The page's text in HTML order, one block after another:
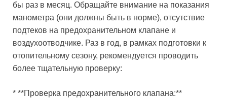
бы раз в месяц. Обращайте внимание на показания
манометра (они должны быть в норме), отсутствие
подтеков на предохранительном клапане и
воздухоотводчике. Раз в год, в рамках подготовки к
отопительному сезону, рекомендуется проводить
более тщательную проверку:
* **Проверка предохранительного клапана:**